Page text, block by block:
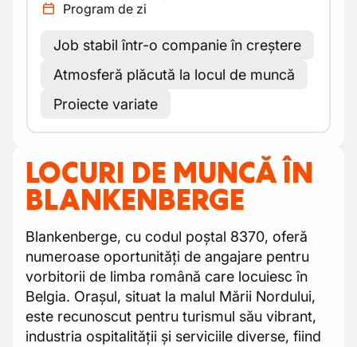
Program de zi
Job stabil într-o companie în creștere
Atmosferă plăcută la locul de muncă
Proiecte variate
LOCURI DE MUNCĂ ÎN
BLANKENBERGE
Blankenberge, cu codul poștal 8370, oferă
numeroase oportunități de angajare pentru
vorbitorii de limba română care locuiesc în
Belgia. Orașul, situat la malul Mării Nordului,
este recunoscut pentru turismul său vibrant,
industria ospitalității și serviciile diverse, fiind